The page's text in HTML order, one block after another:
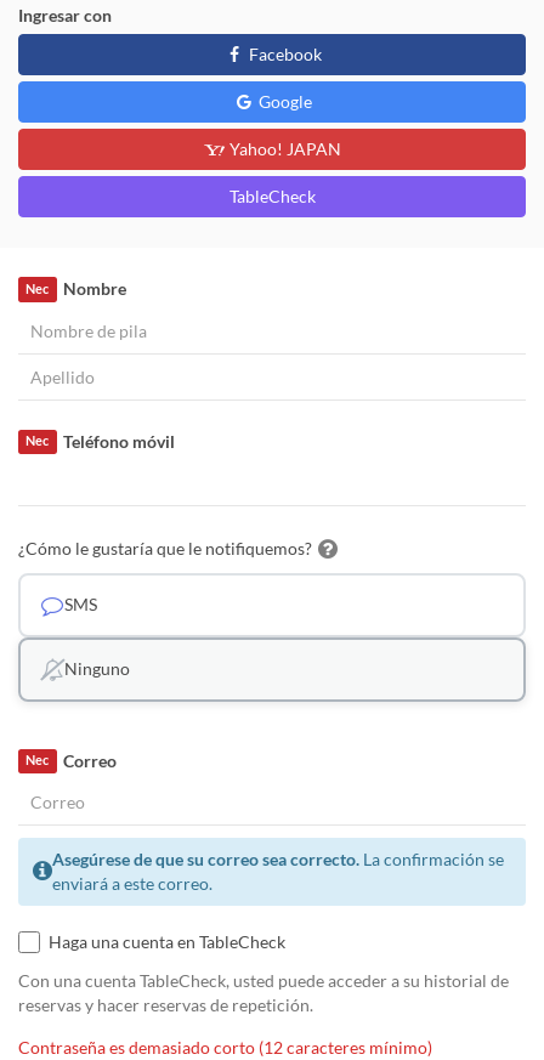
Ingresar con
Facebook
Google
Yahoo! JAPAN
TableCheck
Nombre
Nec
Teléfono móvil
Nec
¿Cómo le gustaría que le notifiquemos?
SMS
Ninguno
Correo
Nec
Asegúrese de que su correo sea correcto. La confirmación se
enviará a este correo.
Haga una cuenta en TableCheck
Con una cuenta TableCheck, usted puede acceder a su historial de
reservas y hacer reservas de repetición.
Contraseña es demasiado corto (12 caracteres mínimo)